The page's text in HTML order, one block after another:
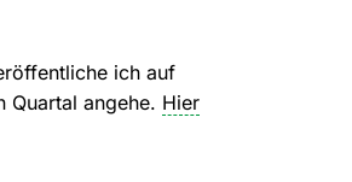
ich auf
Quartal angehe. Hier